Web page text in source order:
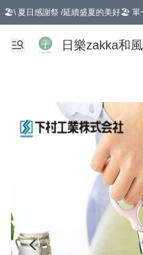
🏖️\ 夏日感謝祭 /延續盛夏的美好🏖️ 單
選擇GoGoX住宅/工商地址配送，單
日樂zakka和